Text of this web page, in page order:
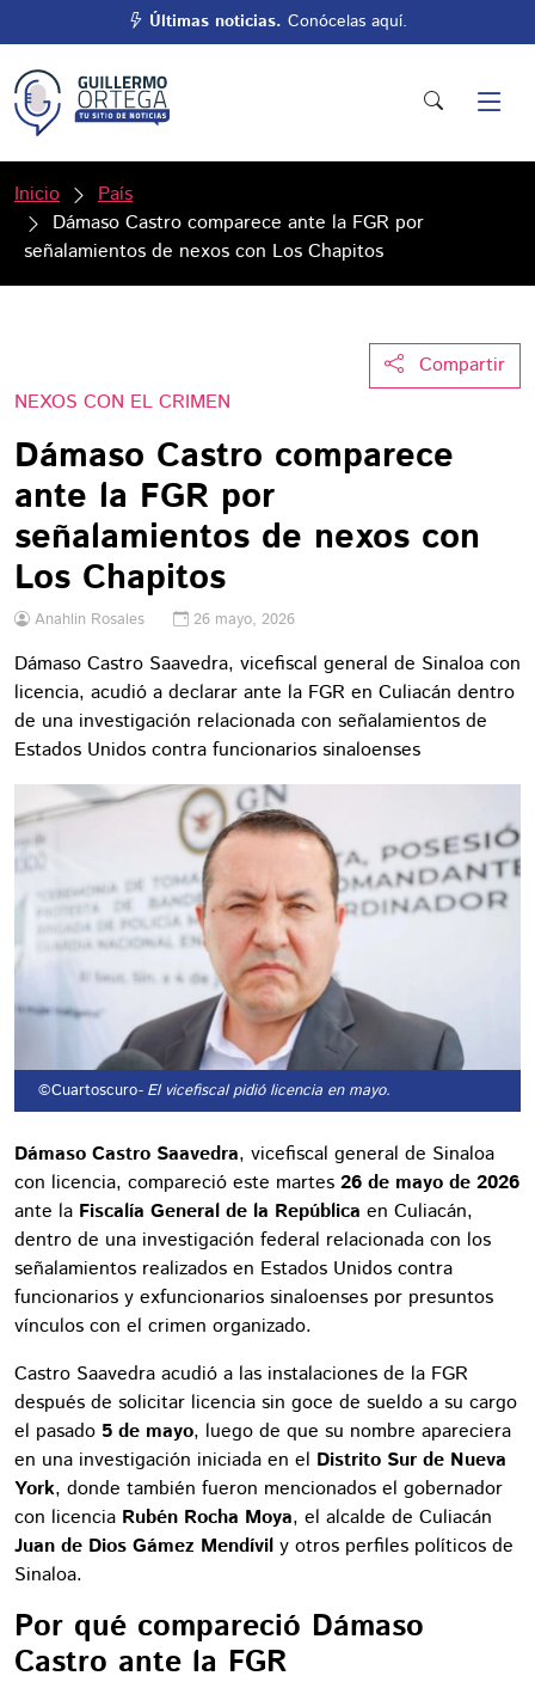
Últimas noticias. Conócelas aquí.
Inicio
País
Dámaso Castro comparece ante la FGR por
señalamientos de nexos con Los Chapitos
Compartir
NEXOS CON EL CRIMEN
Dámaso Castro comparece
ante la FGR por
señalamientos de nexos con
Los Chapitos
Anahlin Rosales 26 mayo, 2026
Dámaso Castro Saavedra, vicefiscal general de Sinaloa con
licencia, acudió a declarar ante la FGR en Culiacán dentro
de una investigación relacionada con señalamientos de
Estados Unidos contra funcionarios sinaloenses
©Cuartoscuro- El vicefiscal pidió licencia en mayo.
Dámaso Castro Saavedra, vicefiscal general de Sinaloa
con licencia, compareció este martes 26 de mayo de 2026
ante la Fiscalía General de la República en Culiacán,
dentro de una investigación federal relacionada con los
señalamientos realizados en Estados Unidos contra
funcionarios y exfuncionarios sinaloenses por presuntos
vínculos con el crimen organizado.
Castro Saavedra acudió a las instalaciones de la FGR
después de solicitar licencia sin goce de sueldo a su cargo
el pasado 5 de mayo, luego de que su nombre apareciera
en una investigación iniciada en el Distrito Sur de Nueva
York, donde también fueron mencionados el gobernador
con licencia Rubén Rocha Moya, el alcalde de Culiacán
Juan de Dios Gámez Mendívil y otros perfiles políticos de
Sinaloa.
Por qué compareció Dámaso
Castro ante la FGR